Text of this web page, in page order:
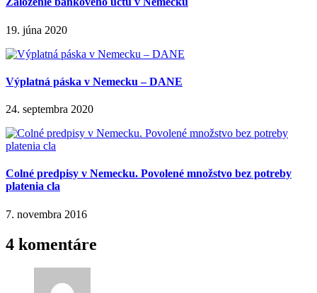
19. júna 2020
Výplatná páska v Nemecku – DANE
24. septembra 2020
Colné predpisy v Nemecku. Povolené množstvo bez potreby
platenia cla
7. novembra 2016
4 komentáre